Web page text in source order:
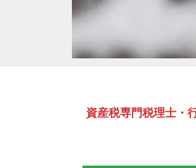
資産税専門税理士・